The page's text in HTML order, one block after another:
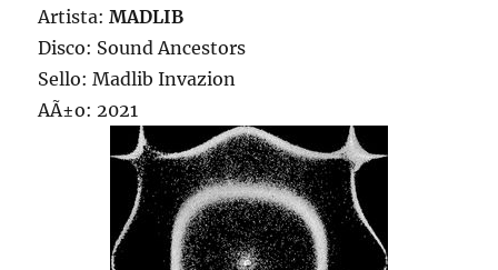
Artista:MADLIB
Disco: Sound Ancestors
Sello: Madlib Invazion
AÃ±o: 2021